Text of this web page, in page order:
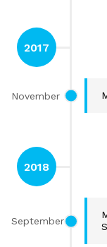
2017
November
2018
September